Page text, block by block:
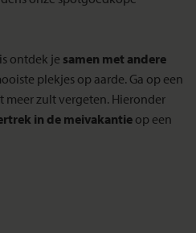
ontdek je samen met andere
plekjes op aarde. Ga op een
zult vergeten. Hieronder
in de meivakantie op een